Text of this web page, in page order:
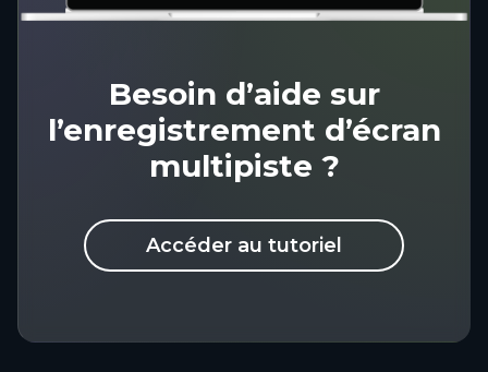
Besoin d’aide sur
l’enregistrement d’écran
multipiste ?
Accéder au tutoriel